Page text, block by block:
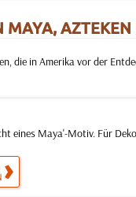
MAYA,
die in Amerika vor der
eines Maya'-Motiv. Für